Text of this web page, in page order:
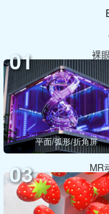
01 裸
平面/弧形/折角屏
03 MR